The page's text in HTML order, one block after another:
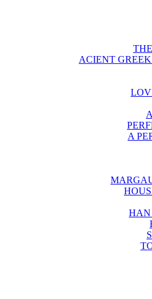
ACIENT
A
HAN